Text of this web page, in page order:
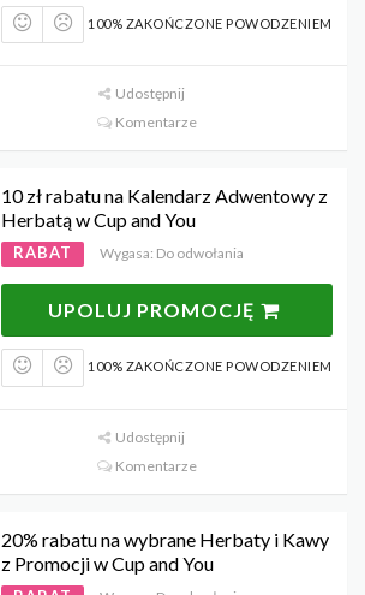
100% ZAKOŃCZONE POWODZENIEM
Udostępnij
Komentarze
10 zł rabatu na Kalendarz Adwentowy z
Herbatą w Cup and You
RABAT Wygasa: Do odwołania
UPOLUJ PROMOCJĘ
100% ZAKOŃCZONE POWODZENIEM
Udostępnij
Komentarze
20% rabatu na wybrane Herbaty i Kawy
z Promocji w Cup and You